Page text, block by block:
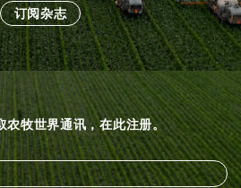
订阅杂志
农牧世界通讯，在此注册。